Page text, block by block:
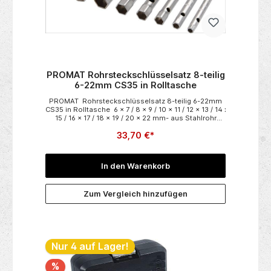
PROMAT Rohrsteckschlüsselsatz 8-teilig
6-22mm CS35 in Rolltasche
PROMAT Rohrsteckschlüsselsatz 8-teilig 6-22mm
CS35 in Rolltasche 6 x 7 / 8 x 9 / 10 x 11 / 12 x 13 / 14 x
15 / 16 x 17 / 18 x 19 / 20 x 22 mm- aus Stahlrohr
Hohlschaft • nahtlos - DIN 896 Form B / ISO 2236 /
mit Stufendrehstift (6-8-10-12 mm)
33,70 €*
In den Warenkorb
Zum Vergleich hinzufügen
Nur 4 auf Lager!
%